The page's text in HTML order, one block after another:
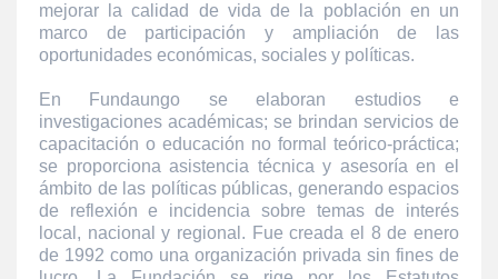
mejorar la calidad de vida de la población en un
marco de participación y ampliación de las
oportunidades económicas, sociales y políticas.
En Fundaungo se elaboran estudios e
investigaciones académicas; se brindan servicios de
capacitación o educación no formal teórico-práctica;
se proporciona asistencia técnica y asesoría en el
ámbito de las políticas públicas, generando espacios
de reflexión e incidencia sobre temas de interés
local, nacional y regional. Fue creada el 8 de enero
de 1992 como una organización privada sin fines de